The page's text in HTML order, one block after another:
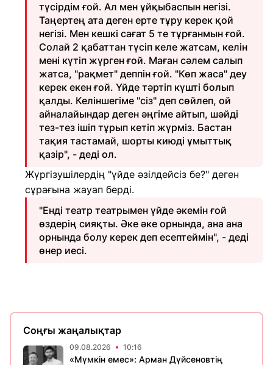
түсірдім ғой. Ал мен ұйқыбаспын негізі.
Таңертең ата деген ерте тұру керек қой
негізі. Мен кешкі сағат 5 те тұрғанмын ғой.
Солай 2 қабаттан түсіп келе жатсам, келін
мені күтіп жүрген ғой. Маған сәлем салып
жатса, "рақмет" деппін ғой. "Көп жаса" деу
керек екен ғой. Үйде тәртіп күшті болып
қалды. Келіншегіме "сіз" деп сөйлеп, ой
айналайындар деген әңгіме айтып, шәйді
тез-тез ішіп тұрып кетіп жүрміз. Бастан
тақия тастамай, шорты киюді ұмыттық
қазір", - деді ол.
Жүргізушілердің "үйде әзілдейсіз бе?" деген
сұрағына жауап берді.
"Енді театр театрымен үйде әкемін ғой
өздерің сияқты. Әке әке орнында, ана ана
орнында болу керек деп есептеймін", - деді
өнер иесі.
Соңғы жаңалықтар
09.08.2026 10:16
«Мүмкін емес»: Арман Дүйсеновтің